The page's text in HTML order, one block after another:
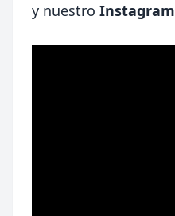
y nuestro Instagram